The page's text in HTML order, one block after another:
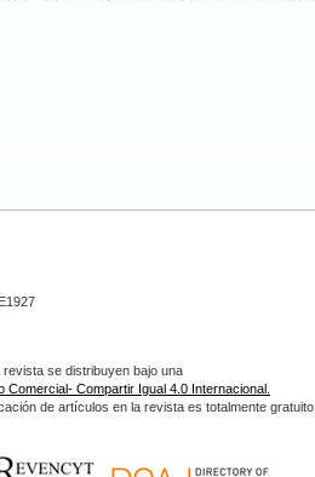
se distribuyen bajo una
Comercial- Compartir Igual 4.0 Internacional.
de artículos en la revista es totalmente gratuito.